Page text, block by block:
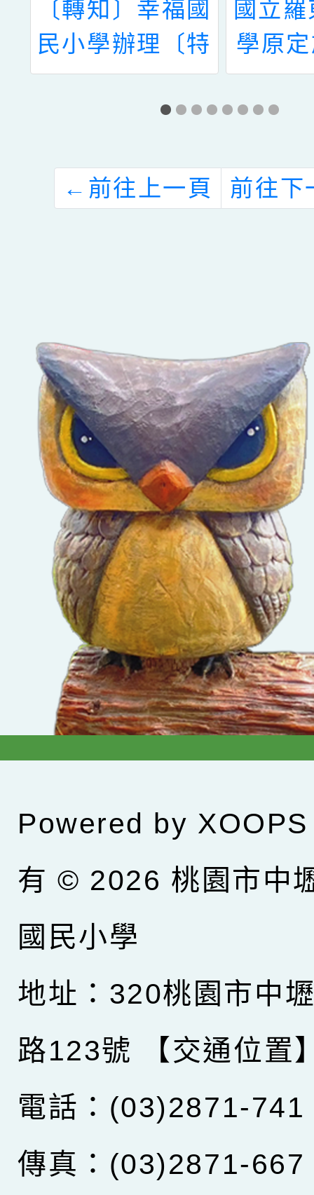
〔轉知〕幸福國
民小學辦理〔特
教知能研習〕--
情緒障礙教學及
國立
學原
4月
「生
因故
17
← 前往上一頁 前往下
Powered by XOOPS
有 © 2026 桃園市中
國民小學
地址：320桃園市中
路123號
【交通位置
電話：(03)2871-741
傳真：(03)2871-667